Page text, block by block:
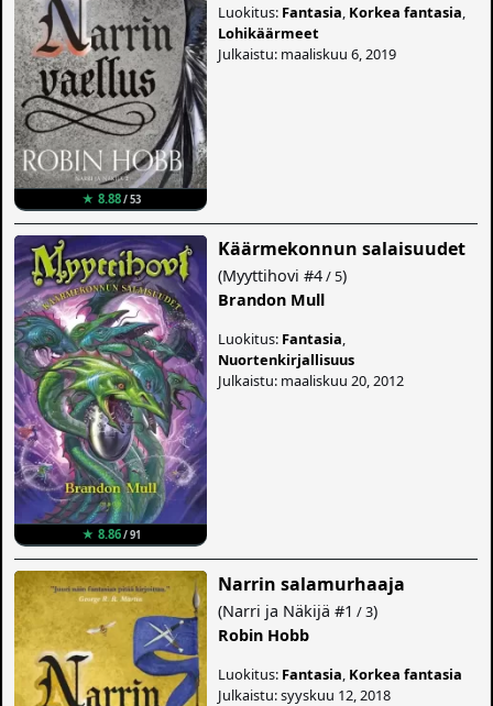
★ 8.88/ 53
Luokitus: Fantasia Korkea fantasia
Lohikäärmeet
Julkaistu: maaliskuu 6, 2019
★ 8.86/ 91
Käärmekonnun salaisuudet
(Myyttihovi #4/ 5)
Brandon Mull
Luokitus: Fantasia
Nuortenkirjallisuus
Julkaistu: maaliskuu 20, 2012
Narrin salamurhaaja
(Narri ja Näkijä #1 / 3)
Robin Hobb
Luokitus: Fantasia Korkea fantasia
Julkaistu: syyskuu 12, 2018